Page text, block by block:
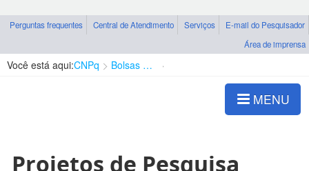
Perguntas frequentes Central de Atendimento Serviços
E-mail do Pesquisador
Área de imprensa
Você está aqui:CNPq Bolsas e Auxílios Vigentes
MENU
Projetos de Pesquisa